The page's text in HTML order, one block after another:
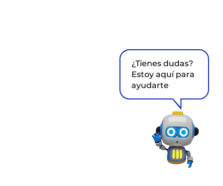
¿Tienes dudas?
Estoy aquí para
ayudarte